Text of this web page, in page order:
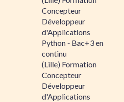
Concepteur
Développeur
d'Applications
Python - Bac+3 en
continu
(Lille) Formation
Concepteur
Développeur
d'Applications